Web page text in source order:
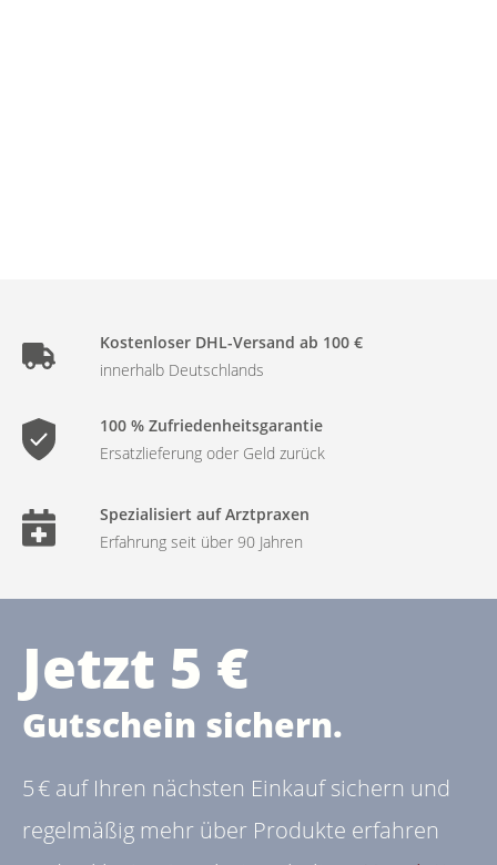
Kostenloser DHL-Versand ab 100 €
innerhalb Deutschlands
100 % Zufriedenheitsgarantie
Ersatzlieferung oder Geld zurück
Spezialisiert auf Arztpraxen
Erfahrung seit über 90 Jahren
Jetzt 5 €
Gutschein sichern.
5 € auf Ihren nächsten Einkauf sichern und
regelmäßig mehr über Produkte erfahren